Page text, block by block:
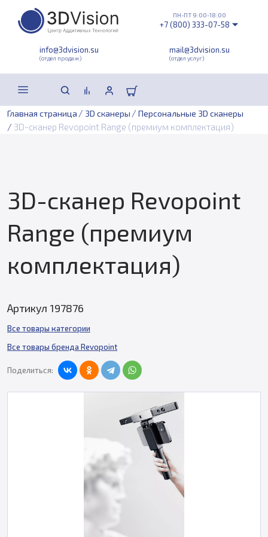
info@3dvision.su
(отдел продаж)
mail@3dvision.su
(отдел услуг)
ПН-ПТ 9:00-18:00
+7 (800) 333-07-58
Главная страница / 3D сканеры / Персональные 3D сканеры
/ 3D-сканер Revopoint Range (премиум комплектация)
3D-сканер Revopoint
Range (премиум
комплектация)
Артикул 197876
Все товары категории
Все товары бренда Revopoint
Поделиться: